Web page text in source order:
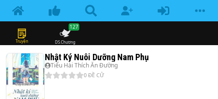
Truyện DS.Chương
127
Nhật Ký Nuôi Dưỡng Nam Phụ
Tiểu Hài Thích Ăn Đường
0 ĐỀ CỬ